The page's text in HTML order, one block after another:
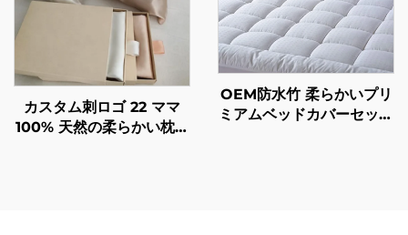
カスタム刺ロゴ 22 ママ
100% 天然の柔らかい枕カ
OEM防水竹 柔らかいプリ
ミアムベッドカバーセット